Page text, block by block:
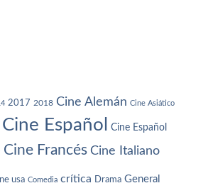
2017 2018 Cine Alemán Cine Asiático
Cine Español Cine Español
Cine Francés Cine Italiano
usa Comedia crítica Drama General